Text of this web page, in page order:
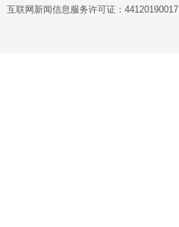
互联网新闻信息服务许可证：44120190017